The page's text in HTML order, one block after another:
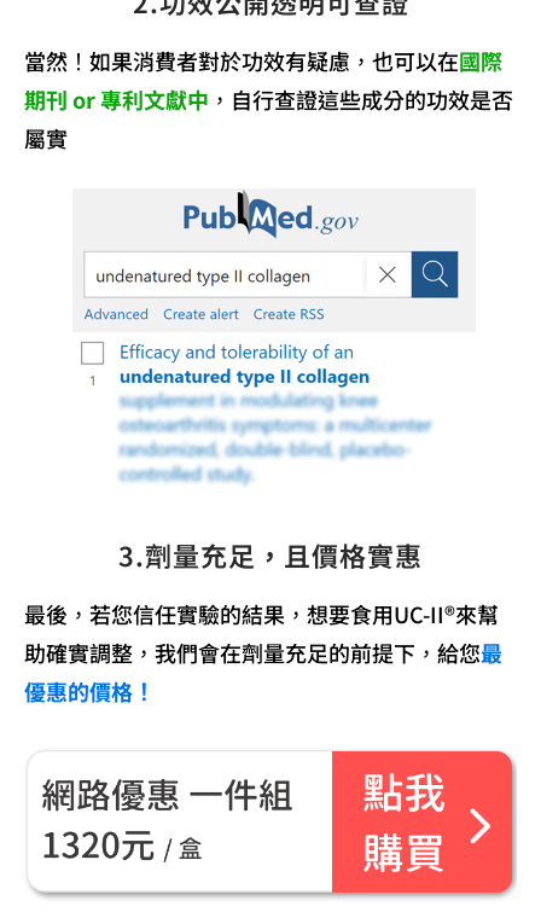
當然！如果消費者對於功效有疑慮，也可以在國際
期刊 or 專利文獻中 ，自行查證這些成分的功效是否
屬實
3.劑量充足，且價格實惠
最後，若您信任實驗的結果，想要食用UC-II®來幫
助確實調整，我們會在劑量充足的前提下，給您最
優惠的價格！